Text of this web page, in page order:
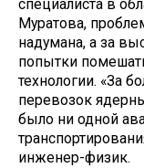
специалиста в
Муратова,
надумана, а за
попытки
технологии. «За
перевозок
было ни одной
инженер-физик.